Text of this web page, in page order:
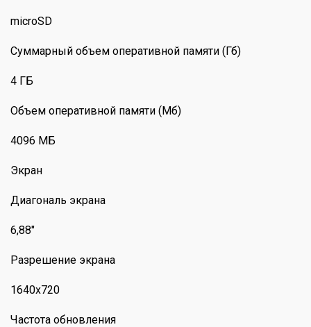
microSD
Суммарный объем оперативной памяти (Гб)
4 ГБ
Объем оперативной памяти (Мб)
4096 МБ
Экран
Диагональ экрана
6,88"
Разрешение экрана
1640х720
Частота обновления